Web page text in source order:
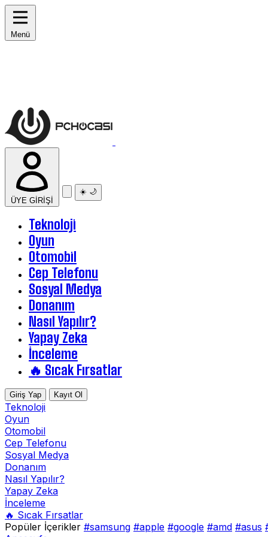
Menü
ÜYE GİRİŞİ
☀️ 🌙
Teknoloji
Oyun
Otomobil
Cep Telefonu
Sosyal Medya
Donanım
Nasıl Yapılır?
Yapay Zeka
İnceleme
🔥 Sıcak Fırsatlar
Giriş Yap Kayıt Ol
Teknoloji
Oyun
Otomobil
Cep Telefonu
Sosyal Medya
Donanım
Nasıl Yapılır?
Yapay Zeka
İnceleme
🔥 Sıcak Fırsatlar
Popüler İçerikler #samsung #apple #google #amd #asus